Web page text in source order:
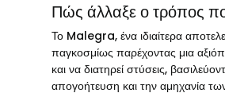
Πώς άλλαξε ο τρόπος
Το Malegra, ένα ιδιαίτερα
παγκοσμίως παρέχοντας μια
και να διατηρεί στύσεις,
απογοήτευση και την αμηχανία